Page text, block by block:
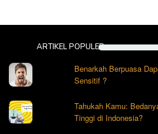
ARTIKEL POPULER
Benarkah Berpuasa
Sensitif ?
Tahukah Kamu:
Tinggi di Indonesia?